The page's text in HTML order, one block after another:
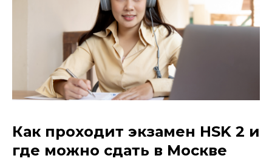
Как проходит экзамен HSK 2 и
где можно сдать в Москве